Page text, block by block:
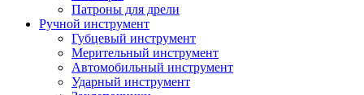
Патроны для дрели
Ручной инструмент
Губцевый инструмент
Мерительный инструмент
Автомобильный инструмент
Ударный инструмент